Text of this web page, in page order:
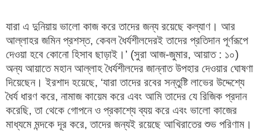
যারা এ দুনিয়ায় ভালো কাজ করে তাদের জন্য রয়েছে কল্যাণ। আর
আল্লাহর জমিন প্রশস্ত, কেবল ধৈর্যশীলদেরই তাদের প্রতিদান পূর্ণরূপে
দেওয়া হবে কোনো হিসাব ছাড়াই।’ (সুরা আজ-জুমার, আয়াত : ১০)
অন্য আয়াতে মহান আল্লাহ ধৈর্যশীলদের জান্নাত উপহার দেওয়ার ঘোষণা
দিয়েছেন। ইরশাদ হয়েছে, ‘যারা তাদের রবের সন্তুষ্টি লাভের উদ্দেশ্যে
ধৈর্য ধারণ করে, নামাজ কায়েম করে এবং আমি তাদের যে রিজিক প্রদান
করেছি, তা থেকে গোপনে ও প্রকাশ্যে ব্যয় করে এবং ভালো কাজের
মাধ্যমে মন্দকে দূর করে, তাদের জন্যই রয়েছে আখিরাতের শুভ পরিণাম।